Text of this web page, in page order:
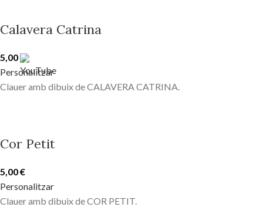
Calavera Catrina
5,00€
Personalitzar
Clauer amb dibuix de CALAVERA CATRINA.
Cor Petit
5,00€
Personalitzar
Clauer amb dibuix de COR PETIT.